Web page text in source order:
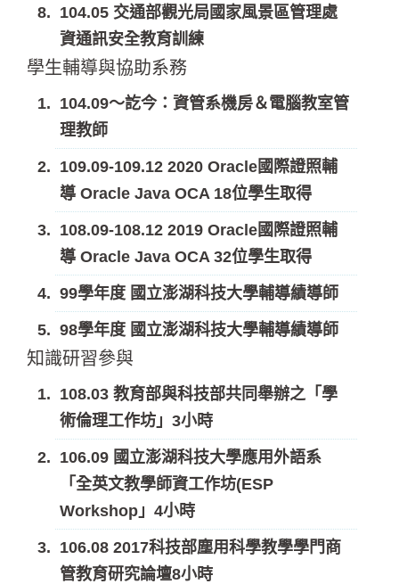
104.05 交通部觀光局國家風景區管理處
資通訊安全教育訓練
學生輔導與協助系務
104.09～訖今：資管系機房＆電腦教室管
理教師
109.09-109.12 2020 Oracle國際證照輔
導 Oracle Java OCA 18位學生取得
108.09-108.12 2019 Oracle國際證照輔
導 Oracle Java OCA 32位學生取得
99學年度 國立澎湖科技大學輔導績導師
98學年度 國立澎湖科技大學輔導績導師
知識研習參與
108.03 教育部與科技部共同舉辦之「學
術倫理工作坊」3小時
106.09 國立澎湖科技大學應用外語系
「全英文教學師資工作坊(ESP
Workshop」4小時
106.08 2017科技部塵用科學教學學門商
管教育研究論壇8小時